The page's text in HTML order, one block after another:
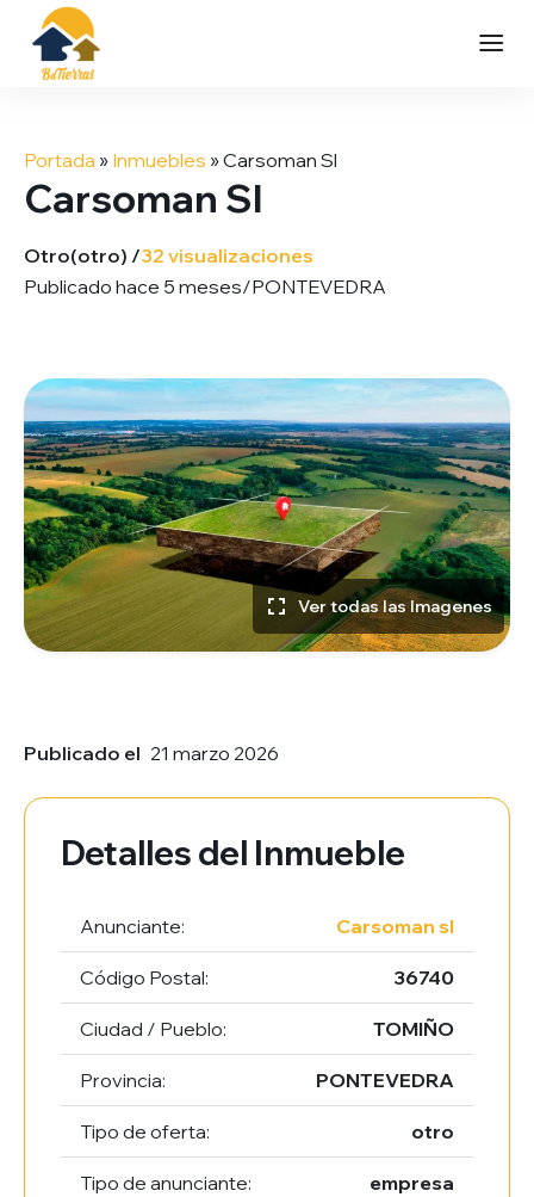
contenido
Portada » Inmuebles »Carsoman Sl
Carsoman Sl
Otro(otro) /32 visualizaciones
Publicado hace 5 meses/PONTEVEDRA
Ver todas las Imagenes
Publicado el 21 marzo 2026
Detalles del Inmueble
Anunciante: Carsoman sl
Código Postal: 36740
Ciudad / Pueblo: TOMIÑO
Provincia: PONTEVEDRA
Tipo de oferta: otro
Tipo de anunciante: empresa